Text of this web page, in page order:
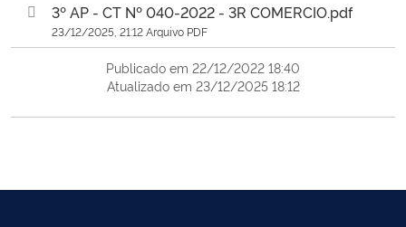
3º AP - CT Nº 040-2022 - 3R COMERCIO.pdf
23/12/2025, 21:12 Arquivo PDF
Publicado em 22/12/2022 18:40
Atualizado em 23/12/2025 18:12